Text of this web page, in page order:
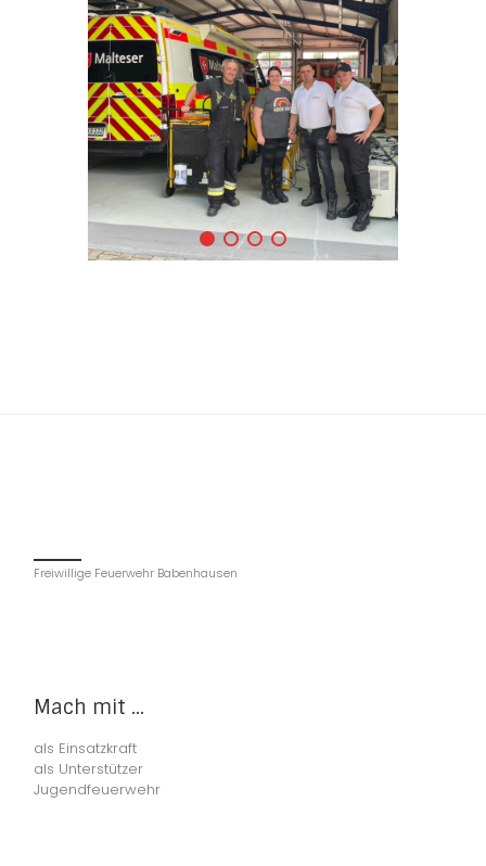
Freiwillige Feuerwehr Babenhausen
Mach mit ...
als Einsatzkraft
als Unterstützer
Jugendfeuerwehr